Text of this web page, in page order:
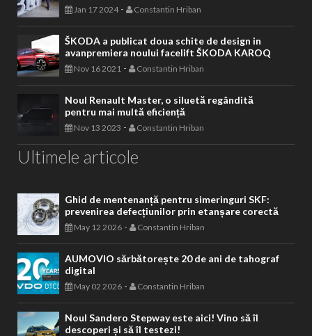
Jan 17 2024- Constantin Hriban
ŠKODA a publicat doua schite de design in
avanpremiera noului facelift ŠKODA KAROQ
Nov 16 2021 - Constantin Hriban
Noul Renault Master, o siluetă regândită
pentru mai multă eficiență
Nov 13 2023 - Constantin Hriban
Ultimele articole
Ghid de mentenanță pentru simeringuri SKF:
prevenirea defecțiunilor prin etanșare corectă
May 12 2026 - Constantin Hriban
AUMOVIO sărbătorește 20 de ani de tahograf
digital
May 02 2026 - Constantin Hriban
Noul Sandero Stepway este aici! Vino să îl
descoperi și să îl testezi!